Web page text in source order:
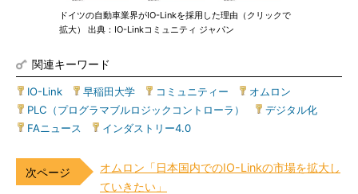
ドイツの自動車業界がIO-Linkを採用した理由（クリックで
拡大） 出典：IO-Linkコミュニティ ジャパン
関連キーワード
IO-Link 早稲田大学 コミュニティー オムロン
PLC（プログラマブルロジックコントローラ）
デジタル化
FAニュース
インダストリー4.0
オムロン「日本国内でのIO-Linkの市場を拡大し
ていきたい」